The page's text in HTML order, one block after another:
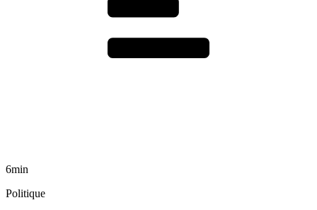
6min
Politique